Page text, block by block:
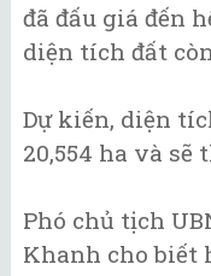
đã đấu giá đến
diện tích đất
Dự kiến, diện
20,554 ha và sẽ
Phó chủ tịch
Khanh cho biết